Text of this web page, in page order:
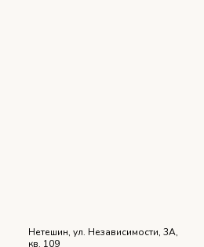
Нетешин, ул. Независимости, 3А,
кв. 109